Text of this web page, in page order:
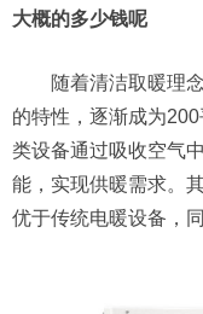
大概的多少钱呢
随着清洁取暖理
的特性，逐渐成为
类设备通过吸收空气
能，实现供暖需求。
优于传统电暖设备，